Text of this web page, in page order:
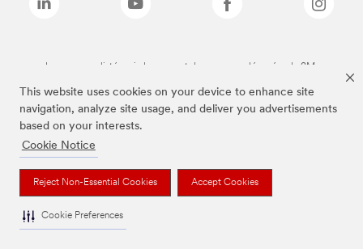
This website uses cookies on your device to enhance site
navigation, analyze site usage, and deliver you advertisements
based on your interests.
Cookie Notice
Reject Non-Essential Cookies Accept Cookies
Cookie Preferences
Les marques listées ci-dessus sont des marques déposées de 3M.